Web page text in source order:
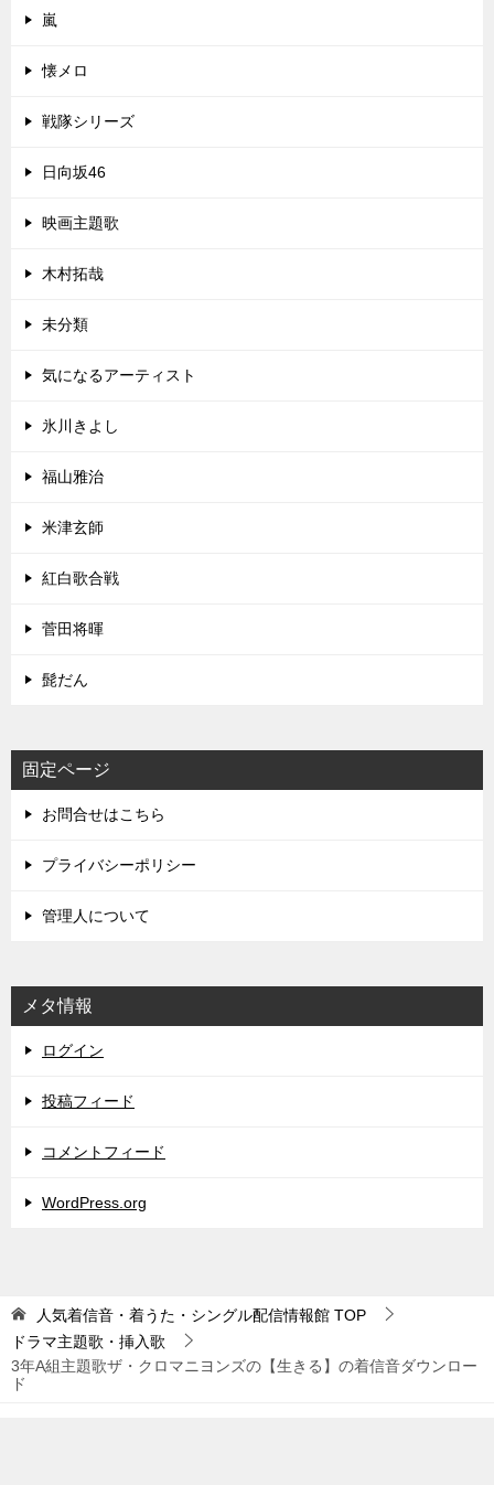
嵐
懐メロ
戦隊シリーズ
日向坂46
映画主題歌
木村拓哉
未分類
気になるアーティスト
氷川きよし
福山雅治
米津玄師
紅白歌合戦
菅田将暉
髭だん
固定ページ
お問合せはこちら
プライバシーポリシー
管理人について
メタ情報
ログイン
投稿フィード
コメントフィード
WordPress.org
人気着信音・着うた・シングル配信情報館 TOP
ドラマ主題歌・挿入歌
3年A組主題歌ザ・クロマニヨンズの【生きる】の着信音ダウンロー
ド